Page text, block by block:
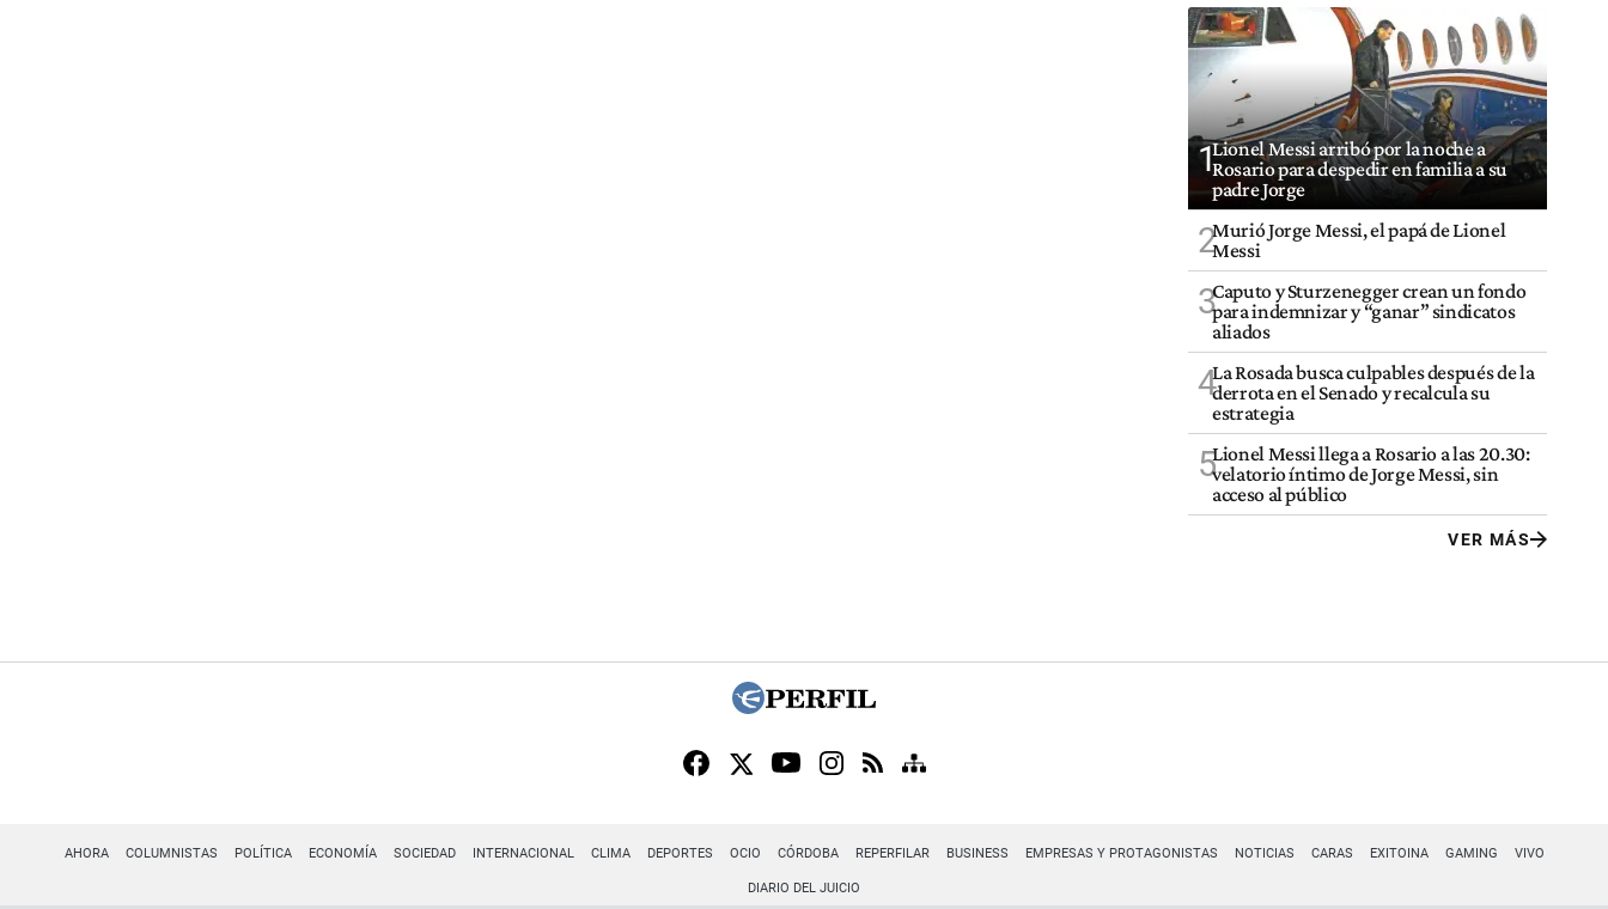
1Lionel Messi arribó por la noche a
Rosario para despedir en familia a su
padre Jorge
2Murió Jorge Messi, el papá de Lionel
Messi
3Caputo y Sturzenegger crean un fondo
para indemnizar y “ganar” sindicatos
aliados
4La Rosada busca culpables después de la
derrota en el Senado y recalcula su
estrategia
5Lionel Messi llega a Rosario a las 20.30:
velatorio íntimo de Jorge Messi, sin
acceso al público
VER MÁS
AHORA COLUMNISTAS POLÍTICA ECONOMÍA SOCIEDAD INTERNACIONAL CLIMA DEPORTES OCIO CÓRDOBA REPERFILAR BUSINESS EMPRESAS Y PROTAGONISTAS NOTICIAS CARAS EXITOINA GAMING VIVO
DIARIO DEL JUICIO